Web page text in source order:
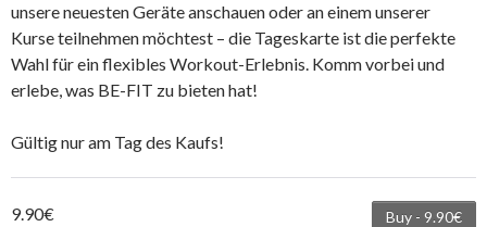
unsere neuesten Geräte anschauen oder an einem unserer
Kurse teilnehmen möchtest – die Tageskarte ist die perfekte
Wahl für ein flexibles Workout-Erlebnis. Komm vorbei und
erlebe, was BE-FIT zu bieten hat!
Gültig nur am Tag des Kaufs!
Buy - 9.90€
9.90€